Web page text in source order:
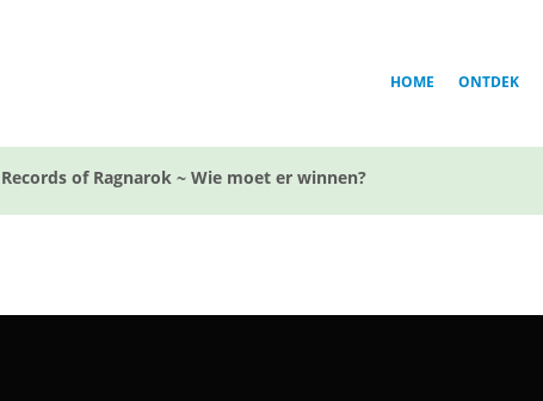
HOME ONTDEK
Records of Ragnarok ~ Wie moet er winnen?